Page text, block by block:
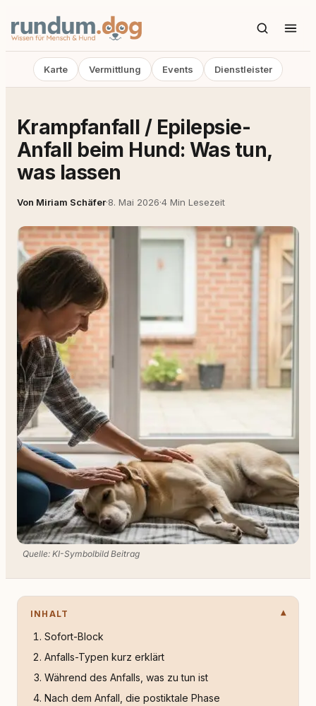
Karte Vermittlung Events Dienstleister
Krampfanfall / Epilepsie-
Anfall beim Hund: Was tun,
was lassen
Von Miriam Schäfer·8. Mai 2026·4 Min Lesezeit
Quelle: KI-Symbolbild Beitrag
INHALT
Sofort-Block
Anfalls-Typen kurz erklärt
Während des Anfalls, was zu tun ist
Nach dem Anfall, die postiktale Phase